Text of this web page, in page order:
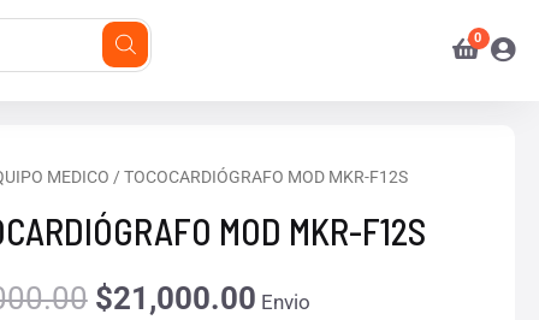
MEDICO / TOCOCARDIÓGRAFO MOD MKR-F12S
MOD MKR-F12S
El
precio
original
$21,000.00
El
precio
actual
Envio